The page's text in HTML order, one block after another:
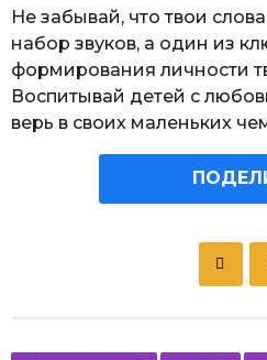
Не забывай, что твои
набор звуков, а один из
формирования личности
Воспитывай детей с
верь в своих маленьких